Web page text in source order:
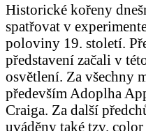
Historické kořeny
spatřovat v
poloviny 19. století.
představení začali v
osvětlení. Za všechny
především Adoplha
Craiga. Za další
uváděny také tzv.